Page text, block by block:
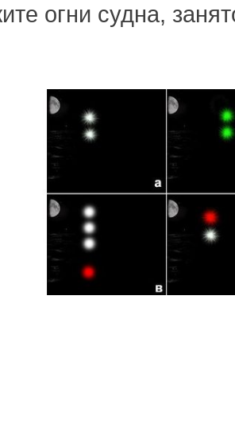
огни судна,